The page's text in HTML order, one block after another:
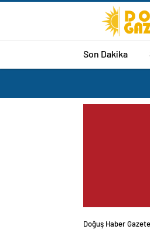
Son Dakika
Doğuş Haber